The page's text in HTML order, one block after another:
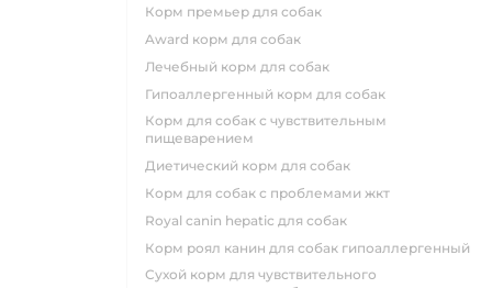
корм премьер для собак
award корм для собак
лечебный корм для собак
гипоаллергенный корм для собак
корм для собак с чувствительным
пищеварением
диетический корм для собак
корм для собак с проблемами жкт
royal canin hepatic для собак
корм роял канин для собак гипоаллергенный
сухой корм для чувствительного